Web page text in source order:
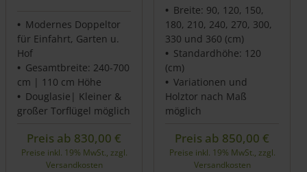
Modernes Doppeltor
für Einfahrt, Garten u.
Hof
Gesamtbreite: 240-700
cm | 110 cm Höhe
Douglasie| Kleiner &
großer Torflügel möglich
Preis ab 830,00 €
Preise inkl. 19% MwSt., zzgl.
Versandkosten
Breite: 90, 120, 150,
180, 210, 240, 270, 300,
330 und 360 (cm)
Standardhöhe: 120
(cm)
Variationen und
Holztor nach Maß
möglich
Preis ab 850,00 €
Preise inkl. 19% MwSt., zzgl.
Versandkosten